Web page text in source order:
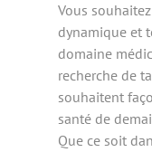
Vous
dynamique et
domaine
recherche de
souhaitent
santé de
Que ce soit